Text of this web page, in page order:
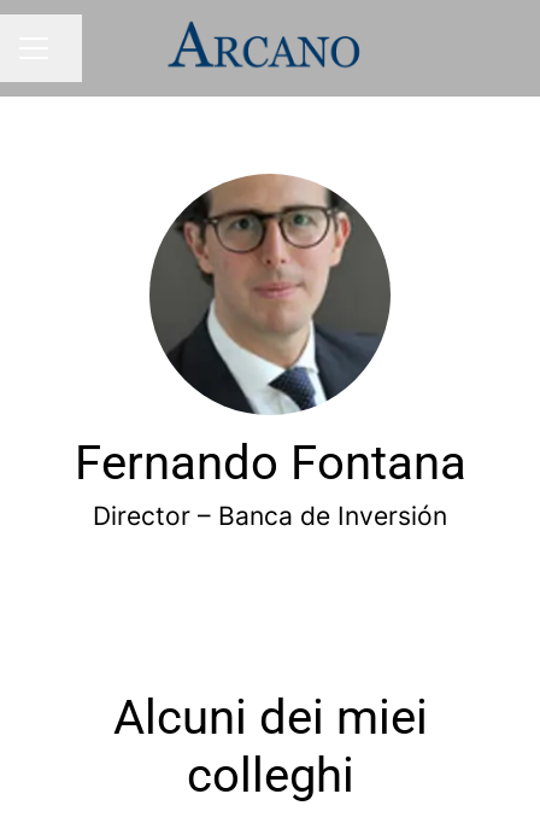
Condividi la pagina
Fernando Fontana
Director – Banca de Inversión
Alcuni dei miei
colleghi